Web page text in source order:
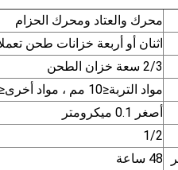
محرك والعتاد ومحرك الحزام
اثنان أو أربعة خزانات طحن
2/3 سعة خزان الطحن
مواد التربة≤10 مم ، مواد أخرى≤3 مم
أصغر 0.1 ميكرومتر
1/2
48 ساعة